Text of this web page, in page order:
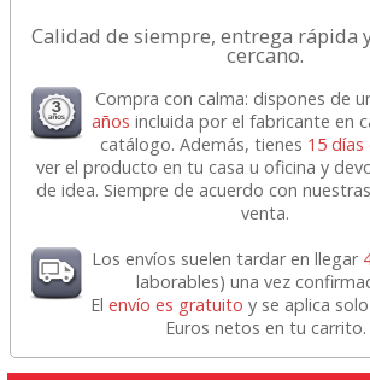
Calidad de siempre, entrega rápida
cercano.
Compra con calma: dispones de
años incluida por el fabricante en
catálogo. Además, tienes 15
ver el producto en tu casa u oficina y
de idea. Siempre de acuerdo con
venta.
Los envíos suelen tardar en llegar
laborables) una vez
El envío es gratuito y se aplica
Euros netos en tu carrito.